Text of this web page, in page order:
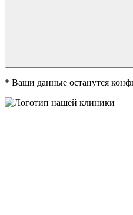
* Ваши данные останутся